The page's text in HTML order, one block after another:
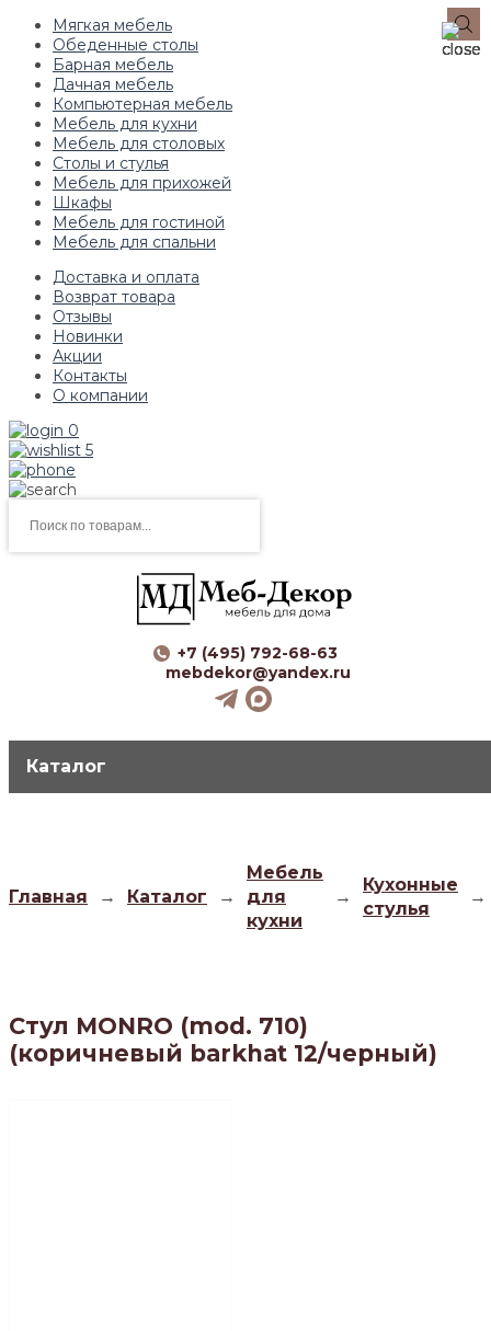
Мягкая мебель
Обеденные столы
Барная мебель
Дачная мебель
Компьютерная мебель
Мебель для кухни
Мебель для столовых
Столы и стулья
Мебель для прихожей
Шкафы
Мебель для гостиной
Мебель для спальни
Доставка и оплата
Возврат товара
Отзывы
Новинки
Акции
Контакты
О компании
0
5
товаров
+7 (495) 792-68-63
mebdekor@yandex.ru
Каталог
Главная → Каталог →
Мебель
для
кухни
→
Кухонные
стулья
→
Стул MONRO (mod. 710)
(коричневый barkhat 12/черный)